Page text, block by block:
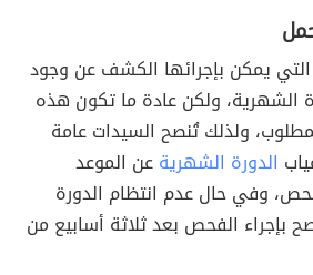
التي يمكن بإجرائها الكشف عن وجود
الشهرية، ولكن عادة ما تكون هذه
ولذلك تُنصح السيدات عامة
الدورة الشهريةعن الموعد
وفي حال عدم انتظام الدورة
بإجراء الفحص بعد ثلاثة أسابيع من